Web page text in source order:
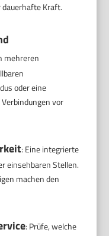
Kraft.
mehreren
oder eine
vor
: Eine integrierte
einsehbaren Stellen.
machen den
: Prüfe, welche